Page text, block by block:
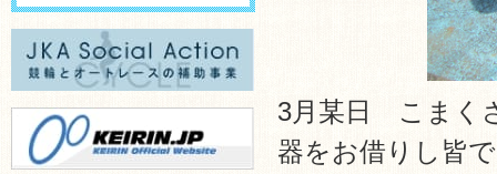
3月某日 こまく
器をお借りし皆